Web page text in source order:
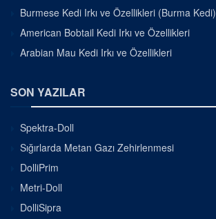
Burmese Kedi Irkı ve Özellikleri (Burma Kedi)
American Bobtail Kedi Irkı ve Özellikleri
Arabian Mau Kedi Irkı ve Özellikleri
SON YAZILAR
Spektra-Doll
Sığırlarda Metan Gazı Zehirlenmesi
DolliPrim
Metri-Doll
DolliSipra